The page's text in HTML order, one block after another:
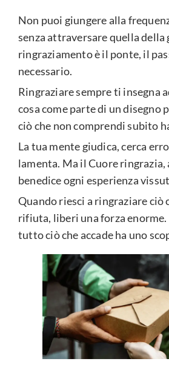
Non puoi giungere alla
senza attraversare quella
ringraziamento è il ponte, il
necessario.
Ringraziare sempre ti insegna
cosa come parte di un disegno
ciò che non comprendi subito
La tua mente giudica, cerca
lamenta. Ma il Cuore ringrazia,
benedice ogni esperienza
Quando riesci a ringraziare ciò
rifiuta, liberi una forza enorme.
tutto ciò che accade ha uno